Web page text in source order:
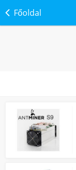
Főoldal